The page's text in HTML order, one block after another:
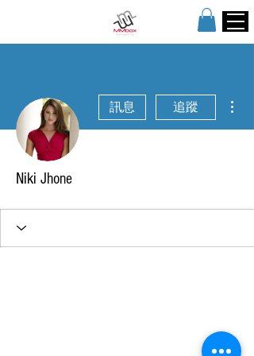
訊息 追蹤
Niki Jhone